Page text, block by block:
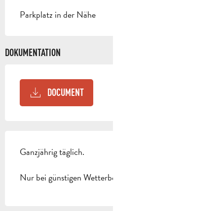
Parkplatz in der Nähe
DOKUMENTATION
DOCUMENT
Ganzjährig täglich.
Nur bei günstigen Wetterbedingungen.